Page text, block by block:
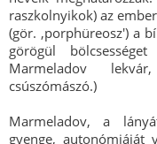
raszkolnyikok) az
(gör. ,porphüreosz') a
görögül
Marmeladov
csúszómászó.)
Marmeladov, a
gyenge, autonómiáját